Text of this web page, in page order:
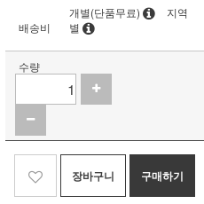
배송비
개별(단품무료)
지역
별
수량
장바구니 구매하기